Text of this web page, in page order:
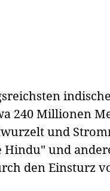
240 Millionen
und
Hindu" und
den Einsturz